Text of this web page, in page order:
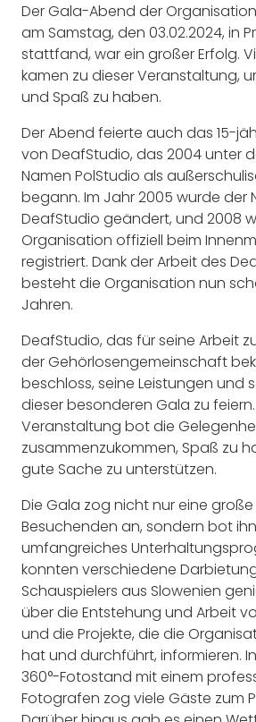
Der Gala-Abend der
am Samstag, den 03.02.2024, in
stattfand, war ein großer Erfolg.
kamen zu dieser Veranstaltung,
und Spaß zu haben.
Der Abend feierte auch das 15-
von DeafStudio, das 2004 unter
Namen PolStudio als
begann. Im Jahr 2005 wurde der
DeafStudio geändert, und 2008
Organisation offiziell beim
registriert. Dank der Arbeit des
besteht die Organisation nun
Jahren.
DeafStudio, das für seine Arbeit
der Gehörlosengemeinschaft
beschloss, seine Leistungen und
dieser besonderen Gala zu
Veranstaltung bot die
zusammenzukommen, Spaß zu
gute Sache zu unterstützen.
Die Gala zog nicht nur eine
Besuchenden an, sondern bot
umfangreiches
konnten verschiedene
Schauspielers aus Slowenien
über die Entstehung und Arbeit
und die Projekte, die die
hat und durchführt, informieren.
360°-Fotostand mit einem
Fotografen zog viele Gäste zum